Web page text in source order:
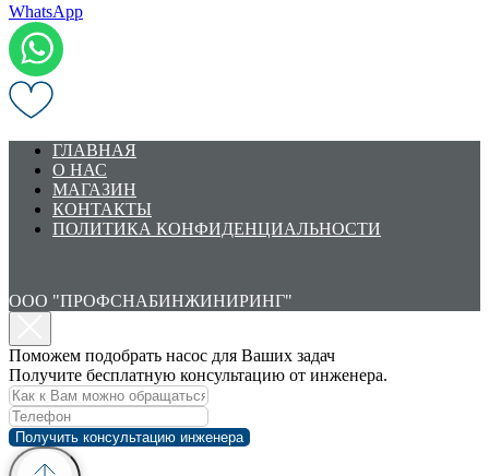
WhatsApp
ГЛАВНАЯ
О НАС
МАГАЗИН
КОНТАКТЫ
ПОЛИТИКА КОНФИДЕНЦИАЛЬНОСТИ
ООО "ПРОФСНАБИНЖИНИРИНГ"
Поможем подобрать насос для Ваших задач
Получите бесплатную консультацию от инженера.
Получить консультацию инженера